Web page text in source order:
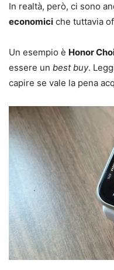
In realtà, però, ci sono
economici che tuttavia
Un esempio è Honor
essere un best buy.
capire se vale la pena